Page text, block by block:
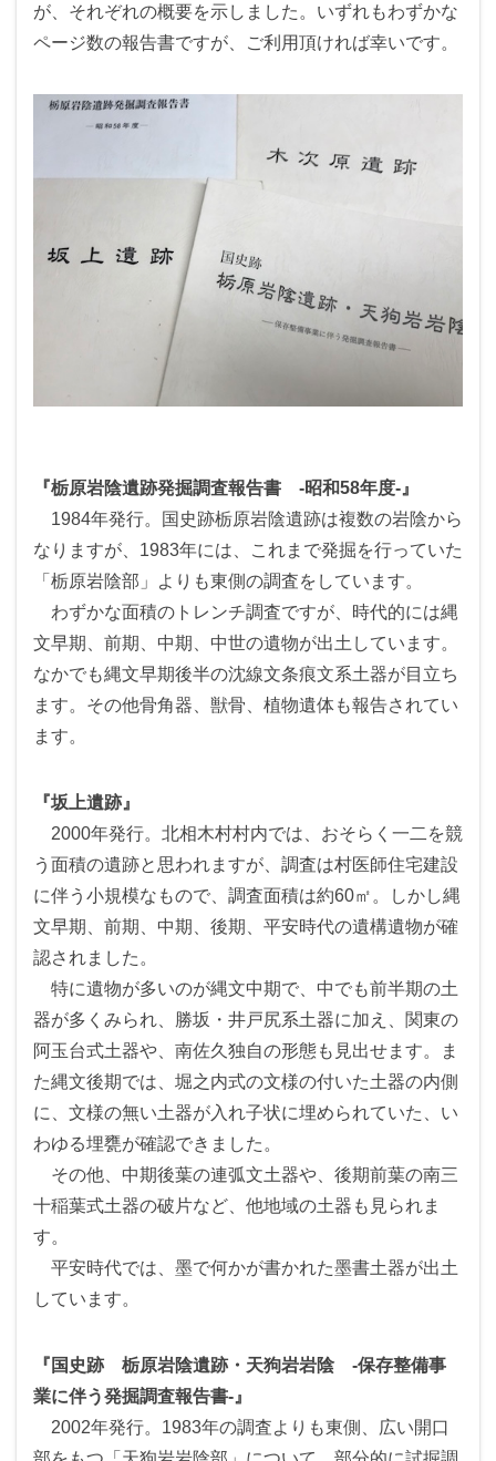
が、それぞれの概要を示しました。いずれもわずかな
ページ数の報告書ですが、ご利用頂ければ幸いです。
『栃原岩陰遺跡発掘調査報告書 -昭和58年度-』
1984年発行。国史跡栃原岩陰遺跡は複数の岩陰から
なりますが、1983年には、これまで発掘を行っていた
「栃原岩陰部」よりも東側の調査をしています。
わずかな面積のトレンチ調査ですが、時代的には縄
文早期、前期、中期、中世の遺物が出土しています。
なかでも縄文早期後半の沈線文条痕文系土器が目立ち
ます。その他骨角器、獣骨、植物遺体も報告されてい
ます。
『坂上遺跡』
2000年発行。北相木村村内では、おそらく一二を競
う面積の遺跡と思われますが、調査は村医師住宅建設
に伴う小規模なもので、調査面積は約60㎡。しかし縄
文早期、前期、中期、後期、平安時代の遺構遺物が確
認されました。
特に遺物が多いのが縄文中期で、中でも前半期の土
器が多くみられ、勝坂・井戸尻系土器に加え、関東の
阿玉台式土器や、南佐久独自の形態も見出せます。ま
た縄文後期では、堀之内式の文様の付いた土器の内側
に、文様の無い土器が入れ子状に埋められていた、い
わゆる埋甕が確認できました。
その他、中期後葉の連弧文土器や、後期前葉の南三
十稲葉式土器の破片など、他地域の土器も見られま
す。
平安時代では、墨で何かが書かれた墨書土器が出土
しています。
『国史跡 栃原岩陰遺跡・天狗岩岩陰 -保存整備事
業に伴う発掘調査報告書-』
2002年発行。1983年の調査よりも東側、広い開口